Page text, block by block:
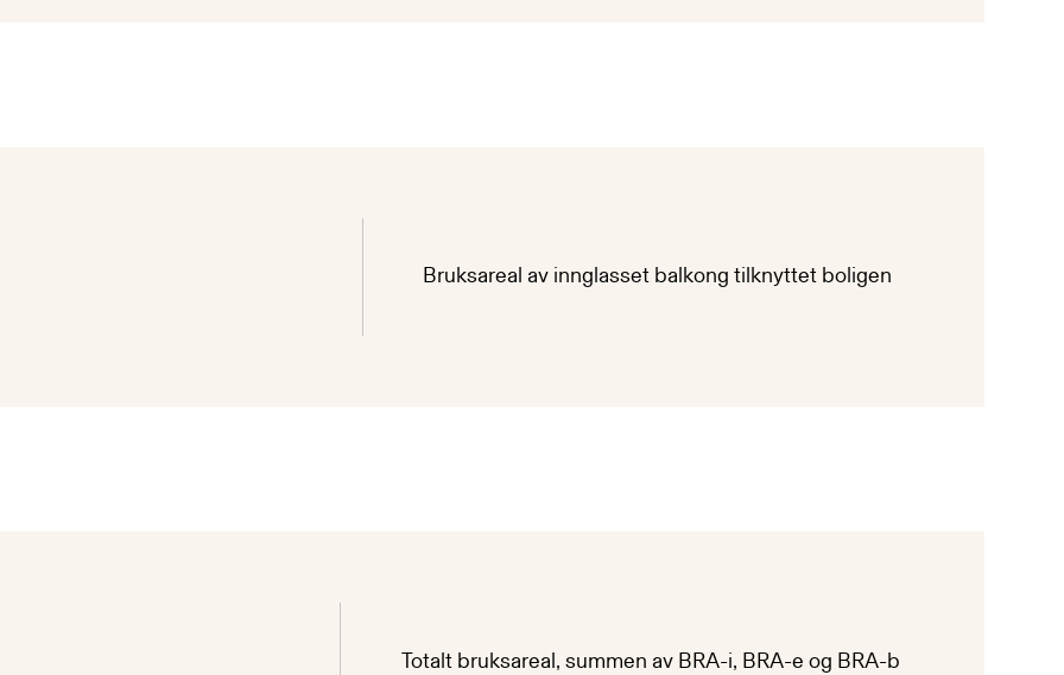
Bruksareal av innglasset balkong tilknyttet boligen
Totalt bruksareal, summen av BRA-i, BRA-e og BRA-b